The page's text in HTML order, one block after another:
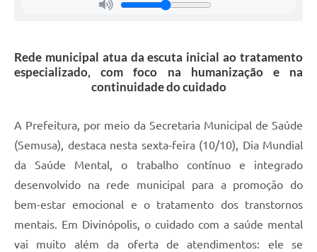
Rede municipal atua da escuta inicial ao tratamento
especializado, com foco na humanização e na
continuidade do cuidado
A Prefeitura, por meio da Secretaria Municipal de Saúde
(Semusa), destaca nesta sexta-feira (10/10), Dia Mundial
da Saúde Mental, o trabalho contínuo e integrado
desenvolvido na rede municipal para a promoção do
bem-estar emocional e o tratamento dos transtornos
mentais. Em Divinópolis, o cuidado com a saúde mental
vai muito além da oferta de atendimentos: ele se